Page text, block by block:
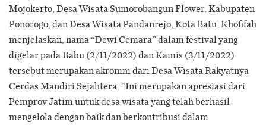
Mojokerto, Desa Wisata Sumorobangun Flower. Kabupaten
Ponorogo, dan Desa Wisata Pandanrejo, Kota Batu. Khofifah
menjelaskan, nama “Dewi Cemara” dalam festival yang
digelar pada Rabu (2/11/2022) dan Kamis (3/11/2022)
tersebut merupakan akronim dari Desa Wisata Rakyatnya
Cerdas Mandiri Sejahtera. “Ini merupakan apresiasi dari
Pemprov Jatim untuk desa wisata yang telah berhasil
mengelola dengan baik dan berkontribusi dalam